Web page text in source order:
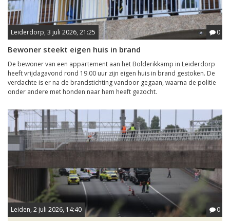
Leiderdorp, 3 juli 2026, 21:25 0
Bewoner steekt eigen huis in brand
De bewoner van een appartement aan het Bolderikkamp in Leiderdorp
heeft vrijdagavond rond 19.00 uur zijn eigen huis in brand gestoken. De
verdachte is er na de brandstichting vandoor gegaan, waarna de politie
onder andere met honden naar hem heeft gezocht.
Leiden, 2 juli 2026, 14:40 0